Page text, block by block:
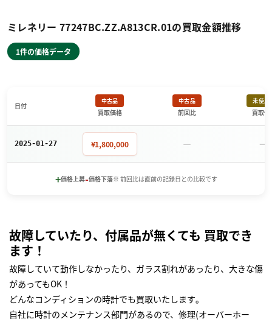
ミレネリー 77247BC.ZZ.A813CR.01の買取金額推移
1件の価格データ
日付
中古品
買取価格
中古品
前回比
未使用
買取価
2025-01-27 ¥1,800,000 － －
+価格上昇-価格下落※ 前回比は直前の記録日との比較です
故障していたり、付属品が無くても 買取でき
ます！
故障していて動作しなかったり、ガラス割れがあったり、大きな傷
があってもOK！
どんなコンディションの時計でも買取いたします｡
自社に時計のメンテナンス部門があるので、修理(オーバーホー